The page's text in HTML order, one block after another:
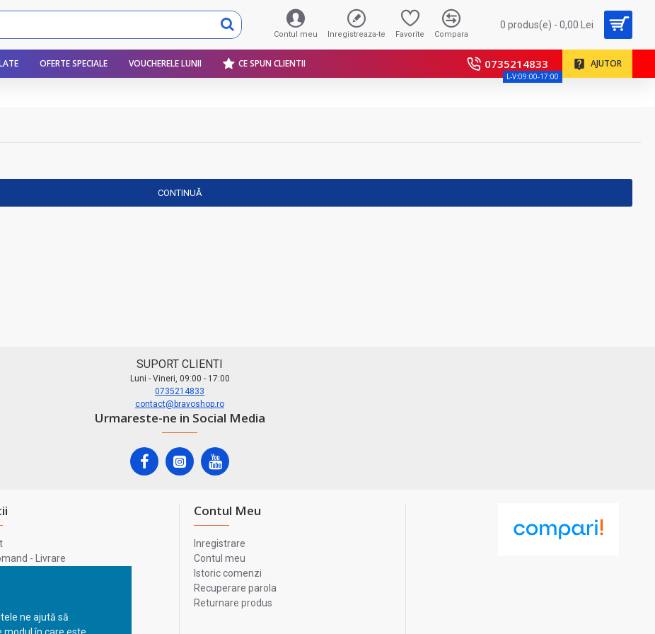
ne ajută să
Contul meu Inregistreaza-te Favorite Compara
0 produs(e) - 0,00 Lei
OFERTE SPECIALE VOUCHERELE LUNII CE SPUN CLIENTII 0735214833
L-V:09:00-17:00
AJUTOR
CONTINUĂ
SUPORT CLIENTI
Luni - Vineri, 09:00 - 17:00
0735214833
contact@bravoshop.ro
Urmareste-ne in Social Media
- Livrare
Contul Meu
Inregistrare
Contul meu
Istoric comenzi
Recuperare parola
Returnare produs